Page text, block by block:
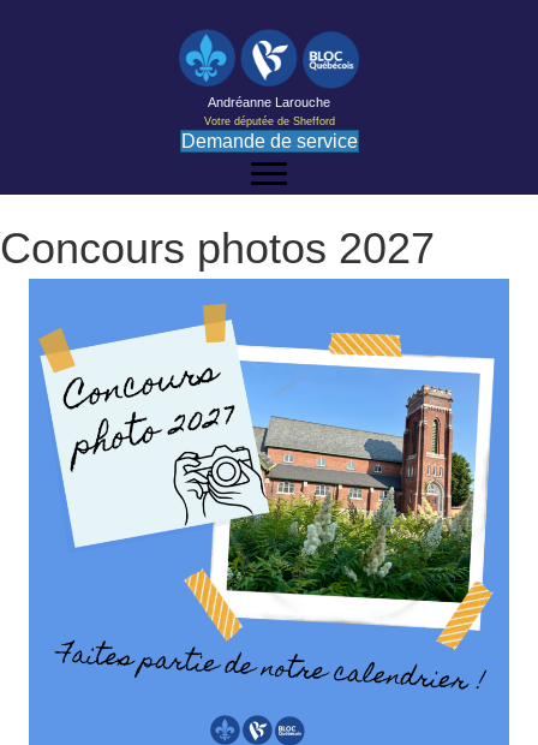
Andréanne Larouche
Votre députée de Shefford
Demande de service
Concours photos 2027